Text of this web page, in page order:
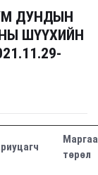
ДУНДЫН
ШҮҮХИЙН
төрөл